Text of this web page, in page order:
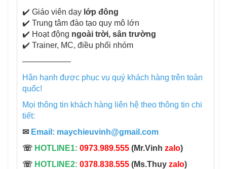
✔️ Giáo viên dạy lớp đông
✔️ Trung tâm đào tạo quy mô lớn
✔️ Hoạt động ngoài trời, sân trường
✔️ Trainer, MC, điều phối nhóm
——————
Hân hạnh được phục vụ quý khách hàng trên toàn
quốc!
Mọi thông tin khách hàng liên hệ theo thông tin chi
tiết:
✉ Email: maychieuvinh@gmail.com
☏ HOTLINE1: 0973.989.555 (Mr.Vinh zalo)
☏ HOTLINE2: 0378.838.555 (Ms.Thuy zalo)